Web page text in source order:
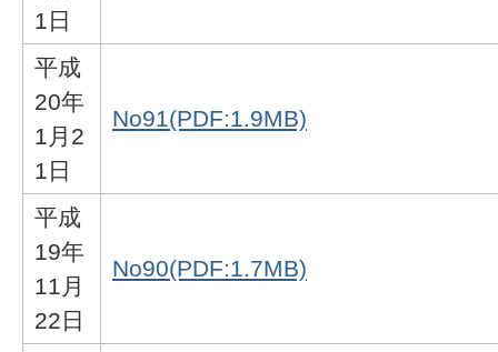
1日
平成
20年
1月2
1日
No91(PDF:1.9MB)
平成
19年
11月
22日
No90(PDF:1.7MB)